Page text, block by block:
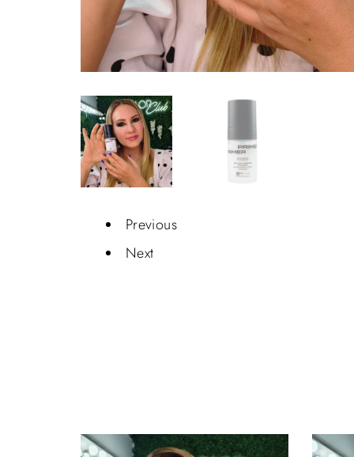
Previous
Next